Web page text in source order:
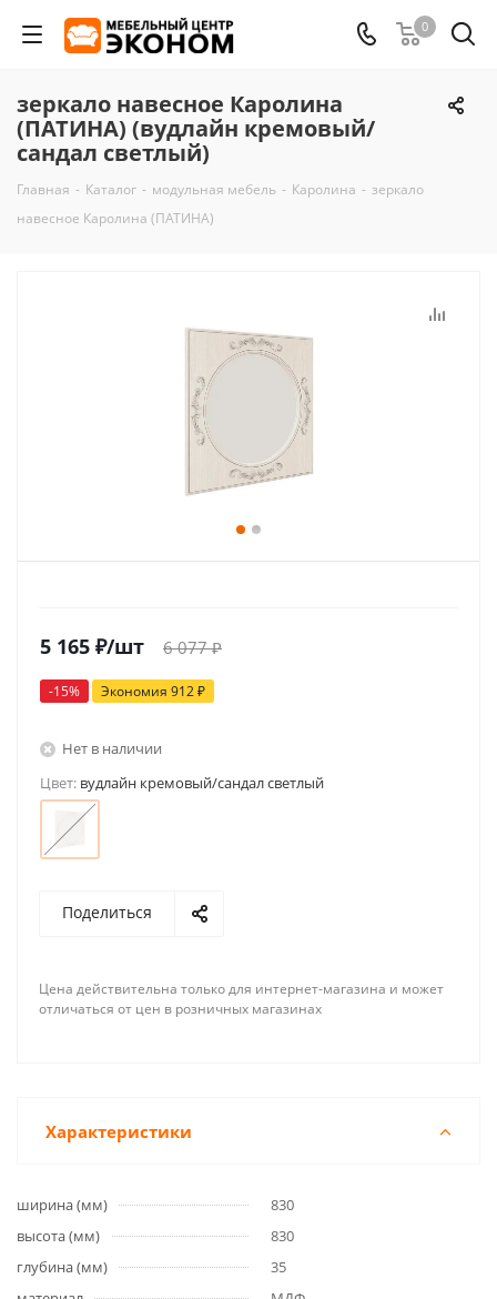
0
зеркало навесное Каролина
(ПАТИНА) (вудлайн кремовый/
сандал светлый)
Главная - Каталог - модульная мебель - Каролина - зеркало
навесное Каролина (ПАТИНА)
5 165 ₽/шт 6 077₽
-15% Экономия 912₽
Нет в наличии
Цвет: вудлайн кремовый/сандал светлый
Поделиться
Цена действительна только для интернет-магазина и может
отличаться от цен в розничных магазинах
Характеристики
ширина (мм)
830
высота (мм)
830
глубина (мм)
35